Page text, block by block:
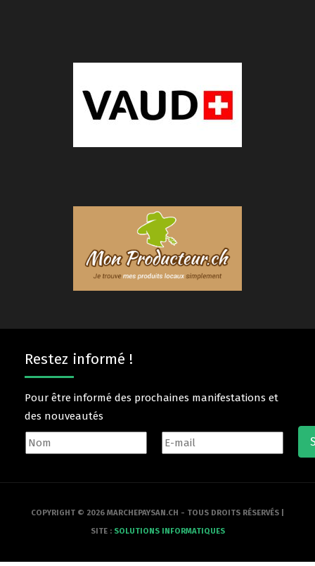
Restez informé !
Pour être informé des prochaines manifestations et
des nouveautés
COPYRIGHT © 2026 MARCHEPAYSAN.CH - TOUS DROITS RÉSERVÉS |
SITE : SOLUTIONS INFORMATIQUES